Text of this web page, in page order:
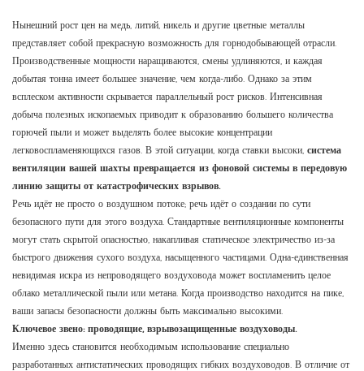
Нынешний рост цен на медь, литий, никель и другие цветные металлы
представляет собой прекрасную возможность для горнодобывающей отрасли.
Производственные мощности наращиваются, смены удлиняются, и каждая
добытая тонна имеет большее значение, чем когда-либо. Однако за этим
всплеском активности скрывается параллельный рост рисков. Интенсивная
добыча полезных ископаемых приводит к образованию большего количества
горючей пыли и может выделять более высокие концентрации
легковоспламеняющихся газов. В этой ситуации, когда ставки высоки, система
вентиляции вашей шахты превращается из фоновой системы в передовую
линию защиты от катастрофических взрывов.
Речь идёт не просто о воздушном потоке; речь идёт о создании по сути
безопасного пути для этого воздуха. Стандартные вентиляционные компоненты
могут стать скрытой опасностью, накапливая статическое электричество из-за
быстрого движения сухого воздуха, насыщенного частицами. Одна-единственная
невидимая искра из непроводящего воздуховода может воспламенить целое
облако металлической пыли или метана. Когда производство находится на пике,
ваши запасы безопасности должны быть максимально высокими.
Ключевое звено: проводящие, взрывозащищенные воздуховоды.
Именно здесь становится необходимым использование специально
разработанных антистатических проводящих гибких воздуховодов. В отличие от